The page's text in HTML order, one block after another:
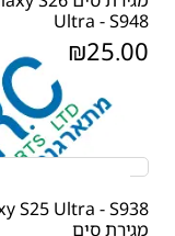
Ultra - S948
₪25.00
S25 Ultra - S938
מגירת סים